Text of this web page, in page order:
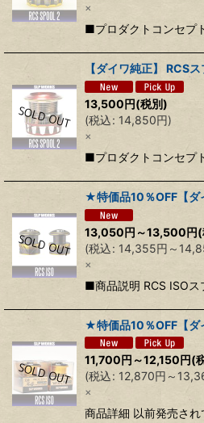
×
■プロダクトコンセプ
【ダイワ純正】 RCS
13,500円(税別)
(税込: 14,850円)
×
■プロダクトコンセプ
★特価品10％OFF【ダ
13,050円 ～13,500円
(税込: 14,355円 ～
×
■商品説明 RCS ISOス
★特価品10％OFF【ダ
11,700円 ～12,150円(
(税込: 12,870円 ～
×
商品詳細 以前発売さ